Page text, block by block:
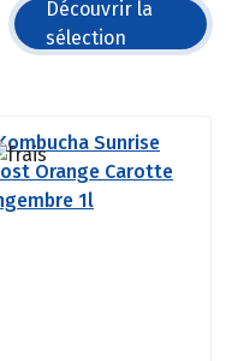
Découvrir la
sélection